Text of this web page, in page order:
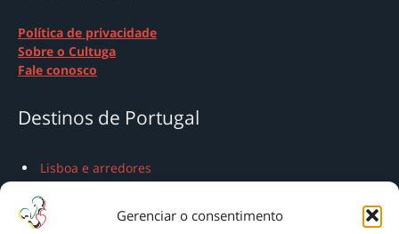
Gerenciar o consentimento
Política de privacidade
Sobre o Cultuga
Fale conosco
Destinos de Portugal
Lisboa e arredores
Porto e arredores
Norte